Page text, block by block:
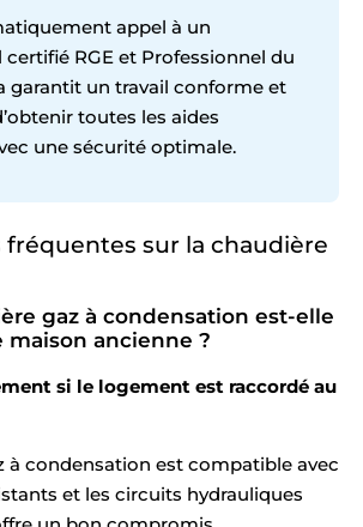
appel à un
RGE et Professionnel du
garantit un travail conforme et
toutes les aides
une sécurité optimale.
fréquentes sur la chaudière
gaz à condensation est-elle
maison ancienne ?
si le logement est raccordé au
à condensation est compatible avec
et les circuits hydrauliques